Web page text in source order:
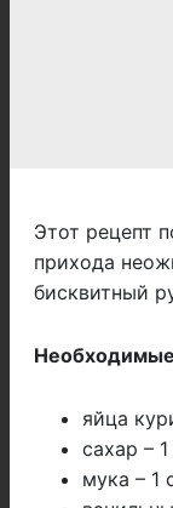
Этот рецепт
прихода
бисквитный
яйца
сахар –
мука – 1